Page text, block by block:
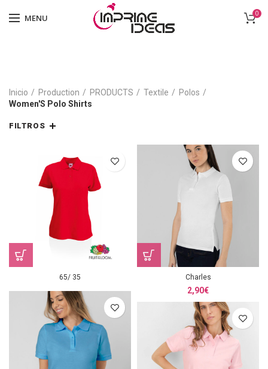
MENU 0
Inicio Production PRODUCTS Textile
Polos
Women'S Polo Shirts
FILTROS
65/ 35 Charles
2,90€